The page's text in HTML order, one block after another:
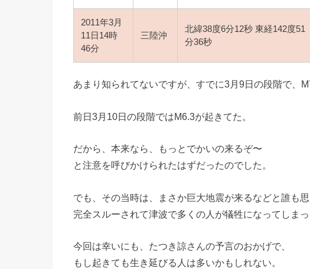
2011年3月
11日14時
46分
三陸沖
北緯38度6分12秒 東経142度51
分36秒
あまり知られてないですが、すでに3月9日の段階で、
前日3月10日の段階ではM6.3が起きてた。
だから、本来なら、もっとでかいの来るぞ〜
と注意を呼びかけられたはずだったのでした。
でも、その当時は、まさか巨大地震が来るなどと誰も思
完全スルーされて津波で多くの人が犠牲になってしまっ
今回は幸いにも、たつき諒さんの予言のおかげで、
もし起きても生き延びる人は多いかもしれない。